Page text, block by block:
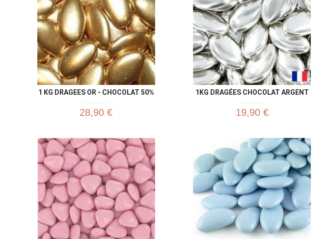
1 KG DRAGEES OR - CHOCOLAT 50%
28,90 €
1KG DRAGÉES CHOCOLAT ARGENT
19,90 €
Aperçu rapide